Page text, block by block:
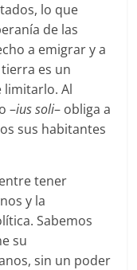
lo que
de las
a emigrar y a
es un
limitarlo. Al
–ius soli– obliga a
sus habitantes
tener
y la
Sabemos
su
sin un poder